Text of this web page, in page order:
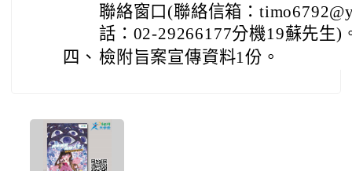
聯絡窗口(聯絡信箱：
話：02-29266177分機19蘇先生)
四、 檢附旨案宣傳資料1份。